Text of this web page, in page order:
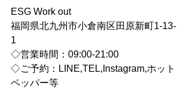
ESG Work out
福岡県北九州市小倉南区田原新町1-13-
1
◇営業時間：09:00-21:00
◇ご予約：LINE,TEL,Instagram,ホット
ペッパー等